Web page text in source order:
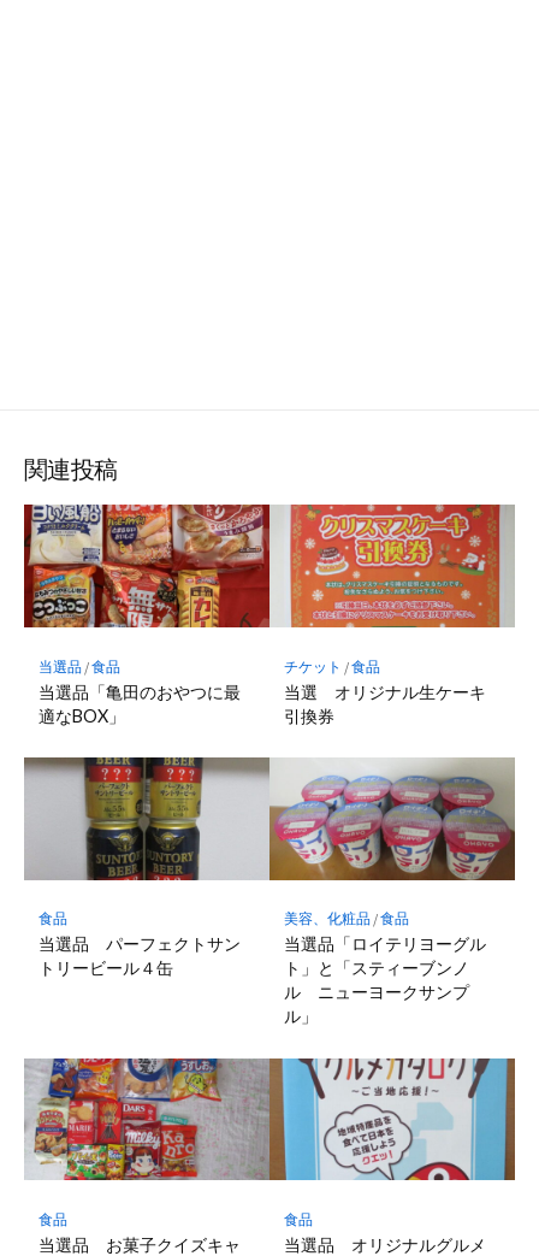
関連投稿
当選品/食品
当選品「亀田のおやつに最
適なBOX」
チケット /食品
当選 オリジナル生ケーキ
引換券
食品
当選品 パーフェクトサン
トリービール４缶
美容、化粧品/食品
当選品「ロイテリヨーグル
ト」と「スティーブンノ
ル ニューヨークサンプ
ル」
食品
当選品 お菓子クイズキャ
食品
当選品 オリジナルグルメ